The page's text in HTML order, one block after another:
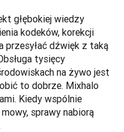
głębokiej wiedzy
kodeków, korekcji
przesyłać dźwięk z taką
tysięcy
na żywo jest
to dobrze. Mixhalo
Kiedy wspólnie
sprawy nabiorą